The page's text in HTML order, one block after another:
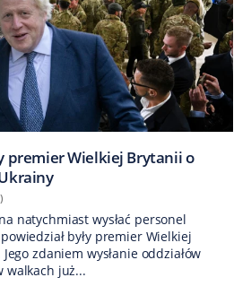
premier Wielkiej Brytanii o
natychmiast wysłać personel
były premier Wielkiej
zdaniem wysłanie oddziałów
walkach już...